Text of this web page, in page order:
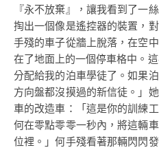
『永不放棄』，讓我看到了一
掏出一個像是遙控器的裝置，
手殘的車子從牆上脫落，在空
在了地面上的一個停車格中。
分配給我的泊車學徒了。如果
方向盤都沒摸過的新信徒。」
車的改造車：「這是你的訓練
何在零點零零一秒內，將這輛
位裡。」何手殘看著那輛閃閃